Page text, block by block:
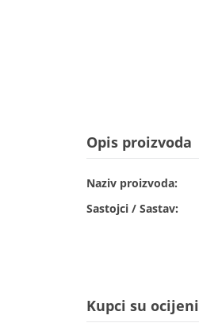
Opis proizvoda
Naziv proizvoda:
Sastojci / Sastav:
Kupci su